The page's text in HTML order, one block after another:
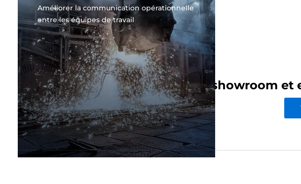
Améliorer la communication opérationnelle
entre les équipes de travail
Découvrez notre showroom